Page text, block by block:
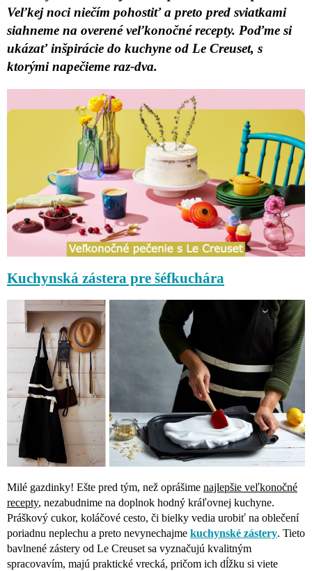
Veľkej noci niečím pohostiť a preto pred sviatkami
siahneme na overené veľkonočné recepty. Poďme si
ukázať inšpirácie do kuchyne od Le Creuset, s
ktorými napečieme raz-dva.
Kuchynská zástera pre šéfkuchára
Milé gazdinky! Ešte pred tým, než oprášime najlepšie veľkonočné
recepty, nezabudnime na doplnok hodný kráľovnej kuchyne.
Práškový cukor, koláčové cesto, či bielky vedia urobiť na oblečení
poriadnu neplechu a preto nevynechajme kuchynské zástery. Tieto
bavlnené zástery od Le Creuset sa vyznačujú kvalitným
spracovavím, majú praktické vrecká, pričom ich dĺžku si viete